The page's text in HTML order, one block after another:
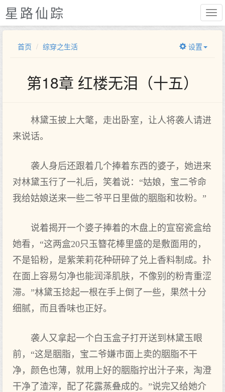
星路仙踪
首页 综穿之生活 设置
第18章 红楼无泪（十五）
林黛玉披上大氅，走出卧室，让人将袭人请进
来说话。
袭人身后还跟着几个捧着东西的婆子，她进来
对林黛玉行了一礼后，笑着说：“姑娘，宝二爷命
我给姑娘送来一些二爷平日里做的胭脂和妆粉。”
说着揭开一个婆子捧着的木盘上的宣窑瓷盒给
她看，“这两盒20只玉簪花棒里盛的是敷面用的，
不是铅粉，是紫茉莉花种研碎了兑上香料制成。扑
在面上容易匀净也能润泽肌肤，不像别的粉青重涩
滞。”林黛玉捻起一根在手上倒了一些，果然十分
细腻，而且香味也正好。
袭人又拿起一个白玉盒子打开送到林黛玉眼
前，“这是胭脂，宝二爷嫌市面上卖的胭脂不干
净，颜色也薄，就用上好的胭脂拧出汁子来，淘澄
干净了渣滓，配了花露蒸叠成的。”说完又给她介